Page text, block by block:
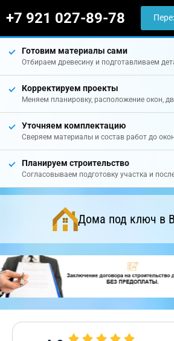
+7 921 027-89-78
Готовим материалы сами
Отбираем древесину и подготавливаем
Корректируем проекты
Меняем планировку, расположение окон,
Уточняем комплектацию
Сверяем материалы и состав работ до
Планируем строительство
Согласовываем подготовку участка и
Дома под ключ в